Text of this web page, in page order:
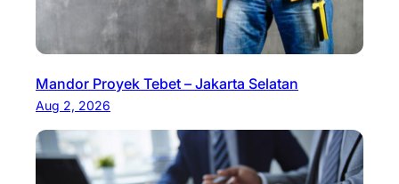
Mandor Proyek Tebet – Jakarta Selatan
Aug 2, 2026